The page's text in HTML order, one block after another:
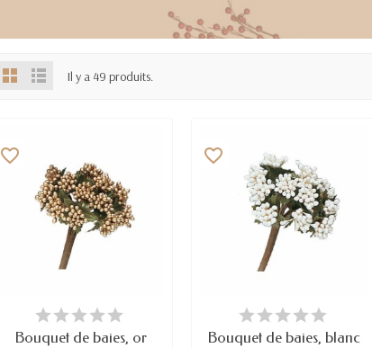
Il y a 49 produits.
EN STOCK
favorite_border
Bouquet de baies, or
EN STOCK
favorite_border
Bouquet de baies, blanc